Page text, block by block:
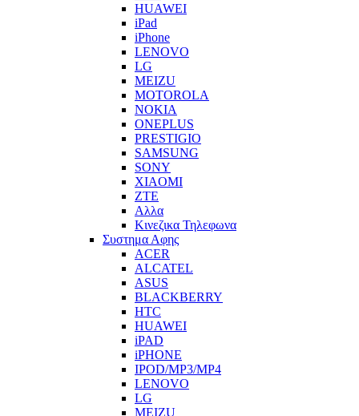
HUAWEI
iPad
iPhone
LENOVO
LG
MEIZU
MOTOROLA
NOKIA
ONEPLUS
PRESTIGIO
SAMSUNG
SONY
XIAOMI
ZTE
Αλλα
Κινεζικα Τηλεφωνα
Συστημα Αφης
ACER
ALCATEL
ASUS
BLACKBERRY
HTC
HUAWEI
iPAD
iPHONE
IPOD/MP3/MP4
LENOVO
LG
MEIZU